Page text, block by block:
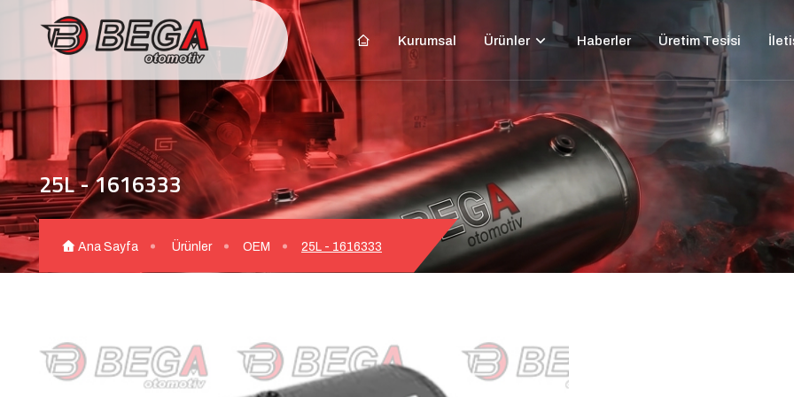
Kurumsal Ürünler Haberler Üretim Tesisi
25L - 1616333
Ana Sayfa Ürünler OEM 25L - 1616333